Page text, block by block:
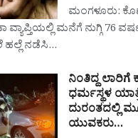
ಮಂಗಳೂರು:
ವ್ಯಾಪ್ತಿಯಲ್ಲಿ ಮನೆಗೆ ನುಗ್ಗಿ 76
ಹಲ್ಲೆ ನಡೆಸಿ…
ನಿಂತಿದ್ದ ಲಾರಿಗೆ
ಧರ್ಮಸ್ಥಳ
ದುರಂತದಲ್ಲಿ
ಯುವಕರು…